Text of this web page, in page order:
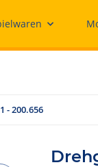
- 200.656